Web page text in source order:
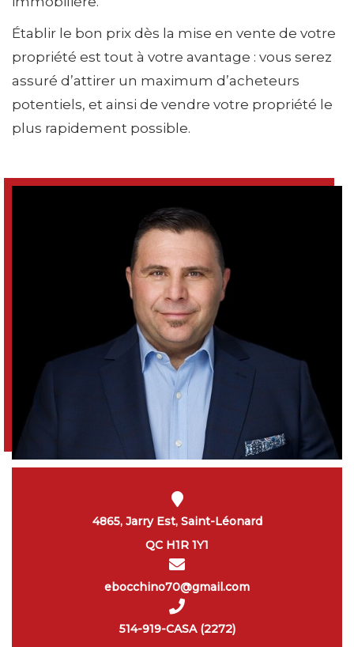
Établir le bon prix dès la mise en vente de votre
propriété est tout à votre avantage : vous serez
assuré d’attirer un maximum d’acheteurs
potentiels, et ainsi de vendre votre propriété le
plus rapidement possible.
4865, Jarry Est, Saint-Léonard
QC H1R 1Y1
ebocchino70@gmail.com
514-919-CASA (2272)